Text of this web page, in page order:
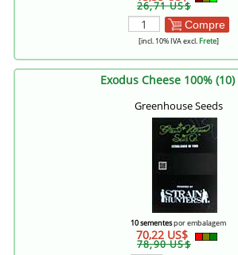
26,71 US$
Compre
[incl. 10% IVA excl.Frete]
Exodus Cheese 100%
Greenhouse Seeds
10 sementespor embalagem
70,22 US$
78,90 US$